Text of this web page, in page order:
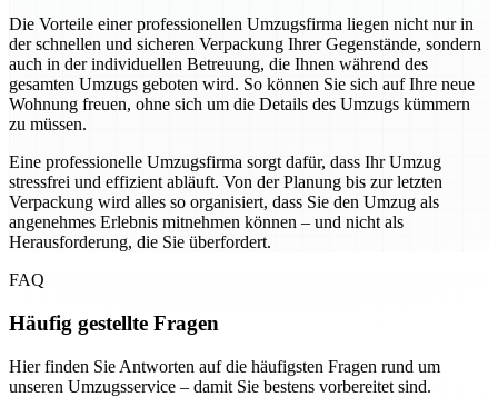
Die Vorteile einer professionellen Umzugsfirma liegen nicht nur in
der schnellen und sicheren Verpackung Ihrer Gegenstände, sondern
auch in der individuellen Betreuung, die Ihnen während des
gesamten Umzugs geboten wird. So können Sie sich auf Ihre neue
Wohnung freuen, ohne sich um die Details des Umzugs kümmern
zu müssen.
Eine professionelle Umzugsfirma sorgt dafür, dass Ihr Umzug
stressfrei und effizient abläuft. Von der Planung bis zur letzten
Verpackung wird alles so organisiert, dass Sie den Umzug als
angenehmes Erlebnis mitnehmen können – und nicht als
Herausforderung, die Sie überfordert.
FAQ
Häufig gestellte Fragen
Hier finden Sie Antworten auf die häufigsten Fragen rund um
unseren Umzugsservice – damit Sie bestens vorbereitet sind.